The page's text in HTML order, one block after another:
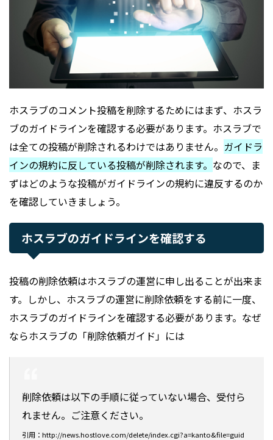
ホスラブのコメント投稿を削除するためにはまず、ホスラ
ブのガイドラインを確認する必要があります。ホスラブで
は全ての投稿が削除されるわけではありません。 ガイドラ
インの規約に反している投稿が削除されます。 なので、ま
ずはどのような投稿がガイドラインの規約に違反するのか
を確認していきましょう。
ホスラブのガイドラインを確認する
投稿の削除依頼はホスラブの運営に申し出ることが出来ま
す。しかし、ホスラブの運営に削除依頼をする前に一度、
ホスラブのガイドラインを確認する必要があります。なぜ
ならホスラブの「削除依頼ガイド」には
削除依頼は以下の手順に従っていない場合、受付ら
れません。ご注意ください。
引用：http://news.hostlove.com/delete/index.cgi?a=kanto&file=guid